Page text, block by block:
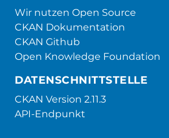
Wir nutzen Open Source
CKAN Dokumentation
CKAN Github
Open Knowledge Foundation
DATENSCHNITTSTELLE
CKAN Version 2.11.3
API-Endpunkt